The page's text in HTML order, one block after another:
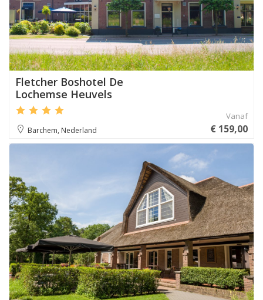
Fletcher Boshotel De
Lochemse Heuvels
Barchem, Nederland
Vanaf
€ 159,00
Aanbevolen